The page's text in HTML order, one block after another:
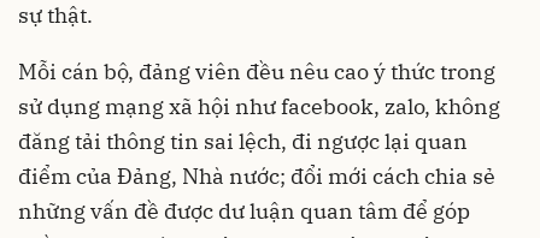
sự thật.
Mỗi cán bộ, đảng viên đều nêu cao ý thức trong
sử dụng mạng xã hội như facebook, zalo, không
đăng tải thông tin sai lệch, đi ngược lại quan
điểm của Đảng, Nhà nước; đổi mới cách chia sẻ
những vấn đề được dư luận quan tâm để góp